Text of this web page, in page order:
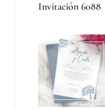
Invitación 6088